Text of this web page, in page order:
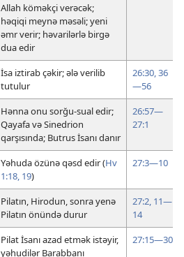
Allah köməkçi verəcək;
həqiqi meynə məsəli; yeni
əmr verir; həvarilərlə birgə
dua edir
İsa iztirab çəkir; ələ verilib
tutulur
26:30, 36
—56
Hənna onu sorğu-sual edir;
Qayafa və Sinedrion
qarşısında; Butrus İsanı danır
26:57—
27:1
Yəhuda özünə qəsd edir (Hv
1:18, 19)
27:3—10
Pilatın, Hirodun, sonra yenə
Pilatın önündə durur
27:2, 11—
14
Pilat İsanı azad etmək istəyir,
yəhudilər Barabbanı
27:15—30